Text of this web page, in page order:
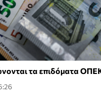
τα επιδόματα